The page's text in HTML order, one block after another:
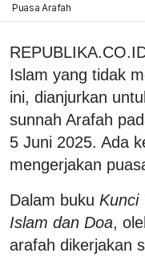
Puasa Arafah
Islam yang tidak
ini, dianjurkan
sunnah Arafah
5 Juni 2025. Ada
mengerjakan
Dalam buku Kunci
Islam dan Doa,
arafah dikerjakan